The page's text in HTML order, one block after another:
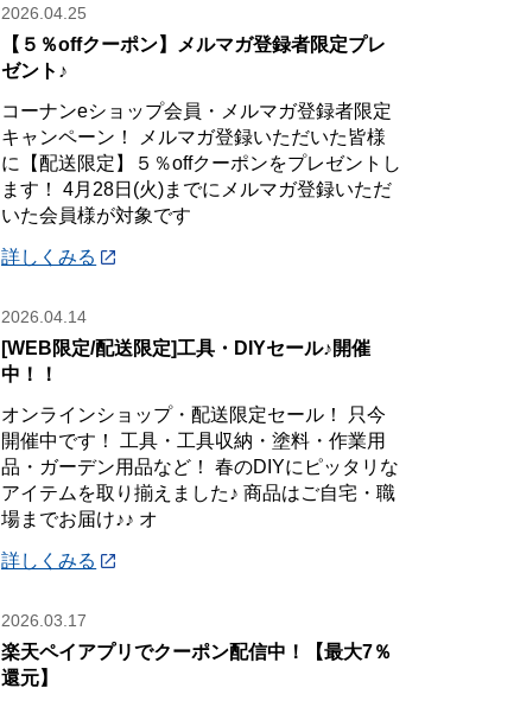
2026.04.25
【５％offクーポン】メルマガ登録者限定プレ
ゼント♪
コーナンeショップ会員・メルマガ登録者限定
キャンペーン！ メルマガ登録いただいた皆様
に【配送限定】５％offクーポンをプレゼントし
ます！ 4月28日(火)までにメルマガ登録いただ
いた会員様が対象です
詳しくみる
2026.04.14
[WEB限定/配送限定]工具・DIYセール♪開催
中！！
オンラインショップ・配送限定セール！ 只今
開催中です！ 工具・工具収納・塗料・作業用
品・ガーデン用品など！ 春のDIYにピッタリな
アイテムを取り揃えました♪ 商品はご自宅・職
場までお届け♪♪ オ
詳しくみる
2026.03.17
楽天ペイアプリでクーポン配信中！【最大7％
還元】